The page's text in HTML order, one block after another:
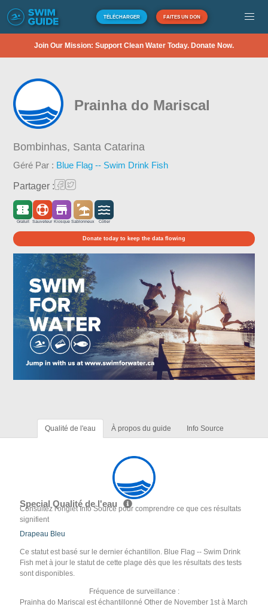
TÉLÉCHARGER FAITES UN DON
Join Our Mission: Support Clean Water Today. Donate Now.
Prainha do Mariscal
Bombinhas, Santa Catarina
Géré Par : Blue Flag -- Swim Drink Fish
Partager :
Gratuit Sauveteur Kiosque Sablonneux Côtier
Donate today to keep the data flowing
Qualité de l'eau À propos du guide Info Source
Special Qualité de l'eau
Consultez l'onglet Info Source pour comprendre ce que ces résultats
signifient
Drapeau Bleu
Ce statut est basé sur le dernier échantillon. Blue Flag -- Swim Drink
Fish met à jour le statut de cette plage dès que les résultats des tests
sont disponibles.
Fréquence de surveillance :
Prainha do Mariscal est échantillonné Other de November 1st à March